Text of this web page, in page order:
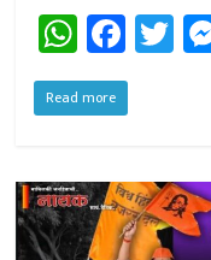
W
h
at
p
p
Fa
ce
b
ok
T
wi
Read more